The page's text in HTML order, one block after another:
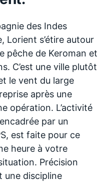
des Indes
Lorient s’étire autour
pêche de Keroman et
C’est une ville plutôt
le vent du large
après une
opération. L’activité
par un
est faite pour ce
heure à votre
Précision
une discipline